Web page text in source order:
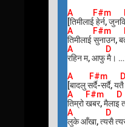
A F#m
[तिमीलाई हेर्न,
A F#m
तिमीलाई सुनाउन,
A D
रहिन म, आफु मै।
A F#m
[बादलु सर्दै-सर्दै,
A F#m
तिम्रो खबर,
A D
लुके आँखा, त्यसै